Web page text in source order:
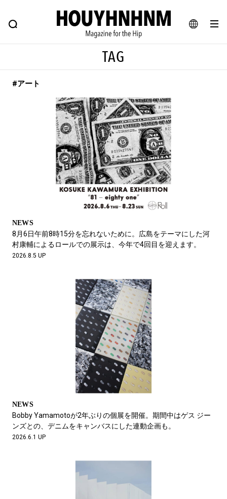
JA
FEATURE BLOG SNAP
ヒップなファッション、カルチャー、ライフスタイルWEBマガジン
#注目のタグ
#SHOPPING ADDICT #憧れの逸品
#ESSENTIAL DESIGNS #古着サミット
#NEW VINTAGE #マイナーグッド図鑑
#路地裏てぃーん。 #MONTHLY JOURNAL
#GH 銘品の所以 #フイナムのYouTube
#Commune H #FOCUS IT #AH.H
#FASHION #MUSIC #MOVIE
#LIFESTYLE
#SPORTS #HANDSOME HANDBOOK
TAG
#アート
NEWS
8月6日午前8時15分を忘れないために。広島をテーマにした河
村康輔によるロールでの展示は、今年で4回目を迎えます。
2026.8.5 UP
NEWS
Bobby Yamamotoが2年ぶりの個展を開催。期間中はゲス ジー
ンズとの、デニムをキャンバスにした連動企画も。
2026.6.1 UP